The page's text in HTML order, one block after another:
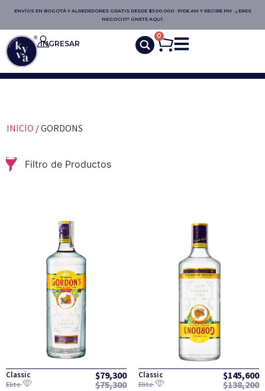
ENVÍOS EN BOGOTÁ Y ALREDEDORES GRATIS DESDE $300.000 · PIDE AM Y RECIBE PM · ¿ERES
NEGOCIO? ÚNETE AQUÍ.
INGRESAR
0
INICIO / GORDONS
Filtro de Productos
Classic $79,300
Elite $75,300
Classic $145,600
Elite $138,200